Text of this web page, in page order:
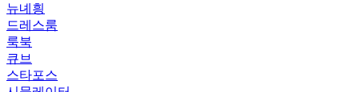
뉴녜힁
드레스룸
룩북
큐브
스타포스